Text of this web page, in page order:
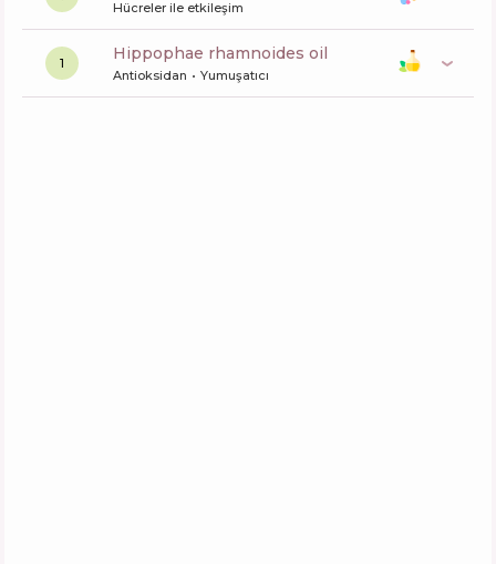
Hücreler ile etkileşim
1 hippophae rhamnoides oil
Antioksidan Yumuşatıcı